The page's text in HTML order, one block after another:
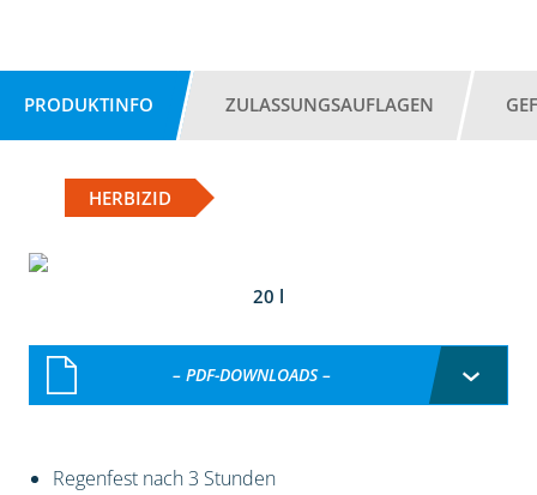
PRODUKTINFO ZULASSUNGSAUFLAGEN
HERBIZID
20 l
– PDF-DOWNLOADS –
Regenfest nach 3 Stunden